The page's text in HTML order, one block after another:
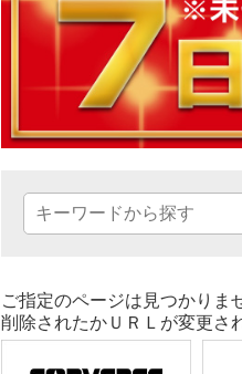
ご指定のページは見つかりま
削除されたかＵＲＬが変更さ